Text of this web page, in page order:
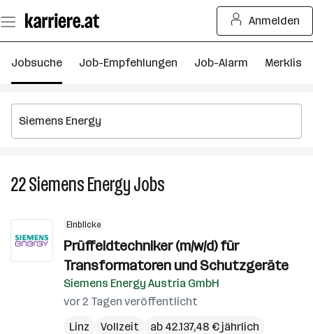
Seiteninhalt
springen
Anmelden
Jobsuche Job-Empfehlungen Job-Alarm Merkliste
22Siemens EnergyJobs
Einblicke
Prüffeldtechniker (m/w/d) für
Transformatoren und Schutzgeräte
Siemens Energy Austria GmbH
vor 2 Tagen veröffentlicht
Linz
Vollzeit ab 42.137,48 € jährlich